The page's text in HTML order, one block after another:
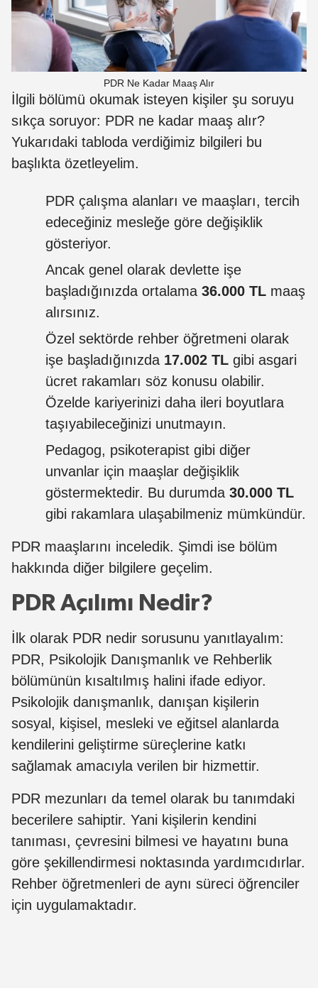
PDR Ne Kadar Maaş Alır
İlgili bölümü okumak isteyen kişiler şu soruyu
sıkça soruyor: PDR ne kadar maaş alır?
Yukarıdaki tabloda verdiğimiz bilgileri bu
başlıkta özetleyelim.
PDR çalışma alanları ve maaşları, tercih
edeceğiniz mesleğe göre değişiklik
gösteriyor.
Ancak genel olarak devlette işe
başladığınızda ortalama 36.000 TL maaş
alırsınız.
Özel sektörde rehber öğretmeni olarak
işe başladığınızda 17.002 TL gibi asgari
ücret rakamları söz konusu olabilir.
Özelde kariyerinizi daha ileri boyutlara
taşıyabileceğinizi unutmayın.
Pedagog, psikoterapist gibi diğer
unvanlar için maaşlar değişiklik
göstermektedir. Bu durumda 30.000 TL
gibi rakamlara ulaşabilmeniz mümkündür.
PDR maaşlarını inceledik. Şimdi ise bölüm
hakkında diğer bilgilere geçelim.
PDR Açılımı Nedir?
İlk olarak PDR nedir sorusunu yanıtlayalım:
PDR, Psikolojik Danışmanlık ve Rehberlik
bölümünün kısaltılmış halini ifade ediyor.
Psikolojik danışmanlık, danışan kişilerin
sosyal, kişisel, mesleki ve eğitsel alanlarda
kendilerini geliştirme süreçlerine katkı
sağlamak amacıyla verilen bir hizmettir.
PDR mezunları da temel olarak bu tanımdaki
becerilere sahiptir. Yani kişilerin kendini
tanıması, çevresini bilmesi ve hayatını buna
göre şekillendirmesi noktasında yardımcıdırlar.
Rehber öğretmenleri de aynı süreci öğrenciler
için uygulamaktadır.